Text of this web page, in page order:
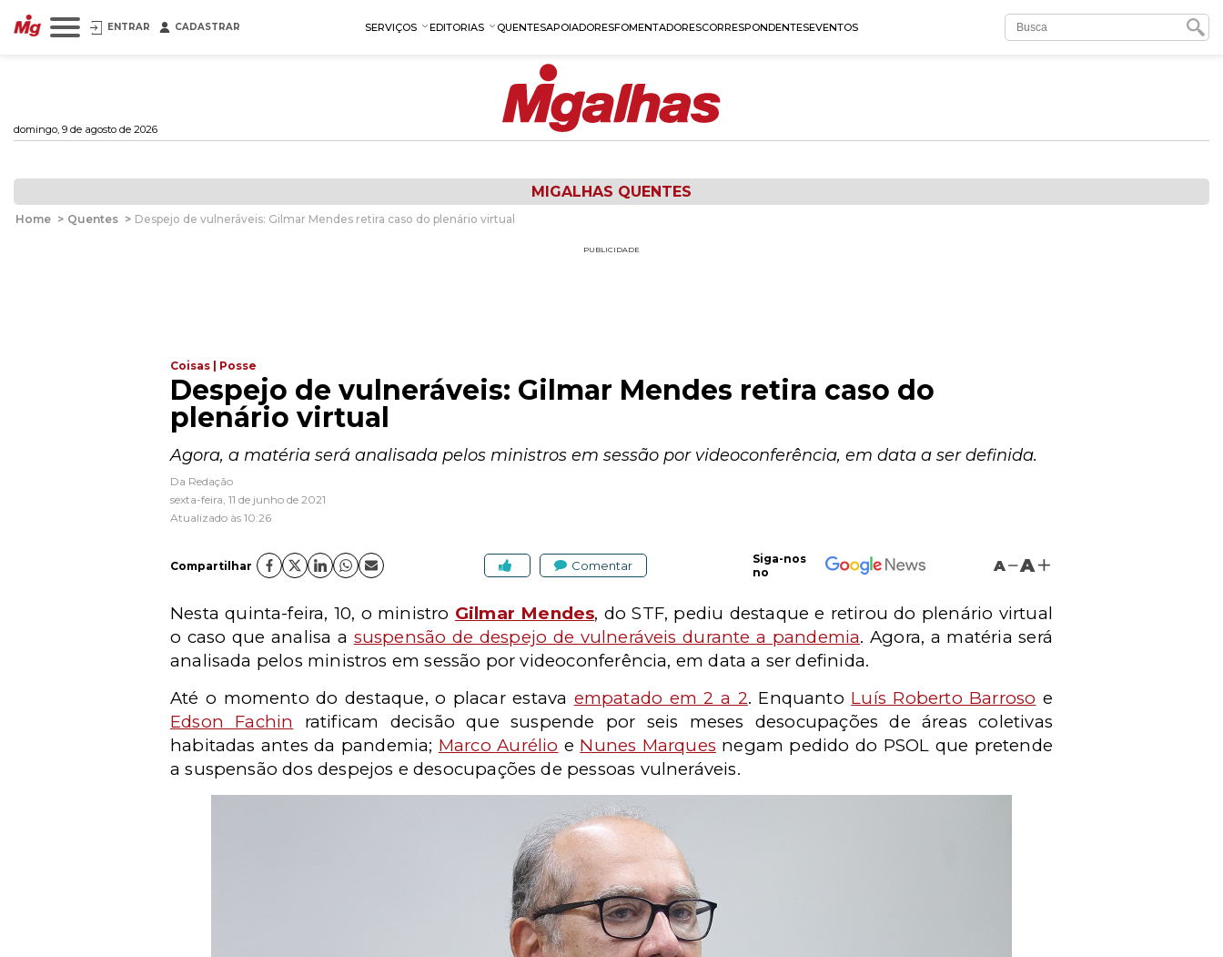
ENTRAR CADASTRAR SERVIÇOS EDITORIAS QUENTESAPOIADORESFOMENTADORESCORRESPONDENTESEVENTOS
domingo, 9 de agosto de 2026
MIGALHAS QUENTES
Home > Quentes > Despejo de vulneráveis: Gilmar Mendes retira caso do plenário virtual
PUBLICIDADE
Coisas | Posse
Despejo de vulneráveis: Gilmar Mendes retira caso do
plenário virtual
Agora, a matéria será analisada pelos ministros em sessão por videoconferência, em data a ser definida.
Da Redação
sexta-feira, 11 de junho de 2021
Atualizado às 10:26
Compartilhar Comentar
Siga-nos
no
A A
Nesta quinta-feira, 10, o ministro Gilmar Mendes, do STF, pediu destaque e retirou do plenário virtual
o caso que analisa a suspensão de despejo de vulneráveis durante a pandemia. Agora, a matéria será
analisada pelos ministros em sessão por videoconferência, em data a ser definida.
Até o momento do destaque, o placar estava empatado em 2 a 2. Enquanto Luís Roberto Barroso e
Edson Fachin
ratificam decisão que suspende por seis meses desocupações de áreas coletivas
habitadas antes da pandemia; Marco Aurélio e Nunes Marques negam pedido do PSOL que pretende
a suspensão dos despejos e desocupações de pessoas vulneráveis.